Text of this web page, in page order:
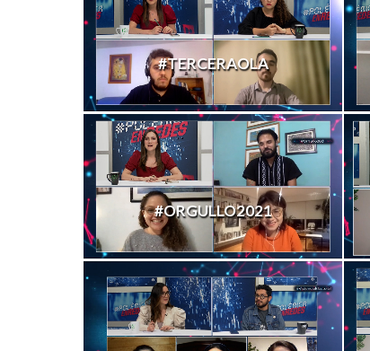
#TERCERAOLA
#ORGULLO2021